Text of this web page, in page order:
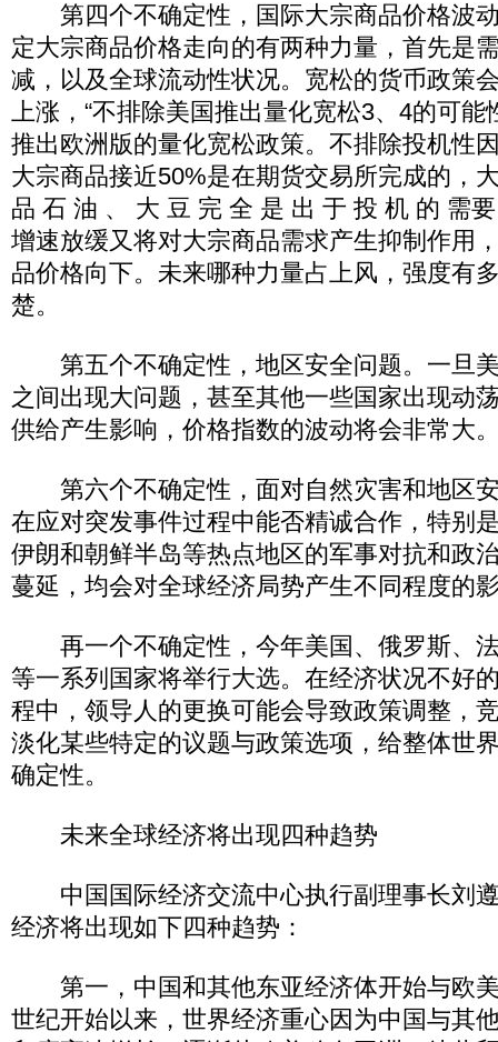
第四个不确定性，国际大宗商品价格波
定大宗商品价格走向的有两种力量，首先是
减，以及全球流动性状况。宽松的货币政策
上涨，“不排除美国推出量化宽松3、4的可能
推出欧洲版的量化宽松政策。不排除投机性
大宗商品接近50%是在期货交易所完成的，
品 石 油 、 大 豆 完 全 是 出 于 投 机 的 需
增速放缓又将对大宗商品需求产生抑制作用
品价格向下。未来哪种力量占上风，强度有
楚。
第五个不确定性，地区安全问题。一旦
之间出现大问题，甚至其他一些国家出现动
供给产生影响，价格指数的波动将会非常大
第六个不确定性，面对自然灾害和地区
在应对突发事件过程中能否精诚合作，特别
伊朗和朝鲜半岛等热点地区的军事对抗和政
蔓延，均会对全球经济局势产生不同程度的
再一个不确定性，今年美国、俄罗斯、
等一系列国家将举行大选。在经济状况不好
程中，领导人的更换可能会导致政策调整，
淡化某些特定的议题与政策选项，给整体世
确定性。
未来全球经济将出现四种趋势
中国国际经济交流中心执行副理事长刘
经济将出现如下四种趋势：
第一，中国和其他东亚经济体开始与欧美
世纪开始以来，世界经济重心因为中国与其